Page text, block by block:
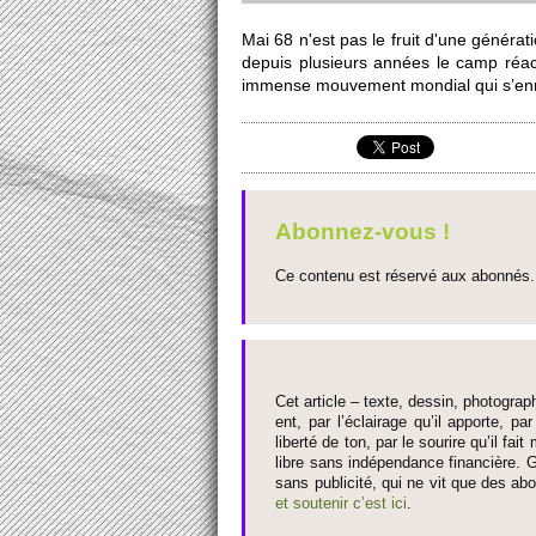
Mai 68 n'est pas le fruit d'une
depuis plusi­eurs années le camp
immense mouve­ment mondial qui
Abonnez-vous !
Ce contenu est réservé aux
Cet article – texte, dessin,
ent, par l’éclairage qu’il appo­rte,
liberté de ton, par le so­urire qu’il
libre sans indépendance financière.
sans publi­cité, qui ne vit que des
et so­utenir c’est ici.